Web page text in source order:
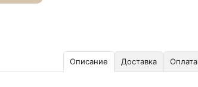
Описание Доставка Оплата